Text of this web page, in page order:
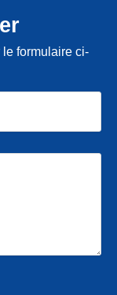
le formulaire ci-